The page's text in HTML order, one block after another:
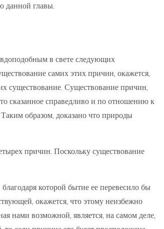
данной главы.
в свете следующих
самих этих причин, окажется,
существование. Существование причин,
сказанное справедливо и по отношению к
образом, доказано что природы
причин. Поскольку существование
которой бытие ее перевесило бы
окажется, что этому неизбежно
нами возможной, является, на самом деле,